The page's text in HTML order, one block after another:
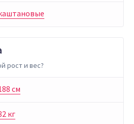
рост и вес?
см
кг